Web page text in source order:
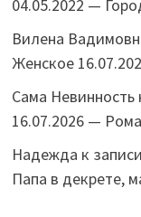
04.05.2022 —
Вилена
Женское
Сама Невинность
16.07.2026 —
Надежда к записи
Папа в декрете,